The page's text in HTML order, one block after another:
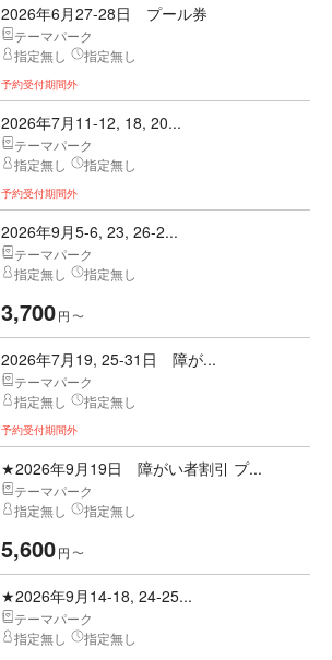
2026年6月27-28日 プール券
テーマパーク
指定無し
指定無し
予約受付期間外
2026年7月11-12, 18, 20...
テーマパーク
指定無し
指定無し
予約受付期間外
2026年9月5-6, 23, 26-2...
テーマパーク
指定無し
指定無し
3,700円 〜
2026年7月19, 25-31日 障が...
テーマパーク
指定無し
指定無し
予約受付期間外
★2026年9月19日 障がい者割引 プ...
テーマパーク
指定無し
指定無し
5,600円 〜
★2026年9月14-18, 24-25...
テーマパーク
指定無し
指定無し